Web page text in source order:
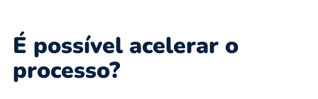
É possível acelerar o
processo?